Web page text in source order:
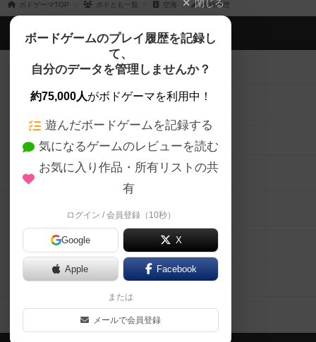
ボドゲーマTOP ボドとも一覧 空海 投稿履歴
閉じる
ボードゲームのプレイ履歴を記録し
て、
自分のデータを管理しませんか？
約75,000人がボドゲーマを利用中！
遊んだボードゲームを記録する
気になるゲームのレビューを読む
お気に入り作品・所有リストの共
有
ログイン / 会員登録（10秒）
Google X
Apple Facebook
または
メールで会員登録
ボドゲーマTOP
ボードゲームを検索する
ボードゲームの新着レビュー
ボードゲーム会情報
メカニクス特集
掲示板・トピックス
ボドとも・会員一覧
ボードゲーム業界コラム
ボドゲーマご利用案内